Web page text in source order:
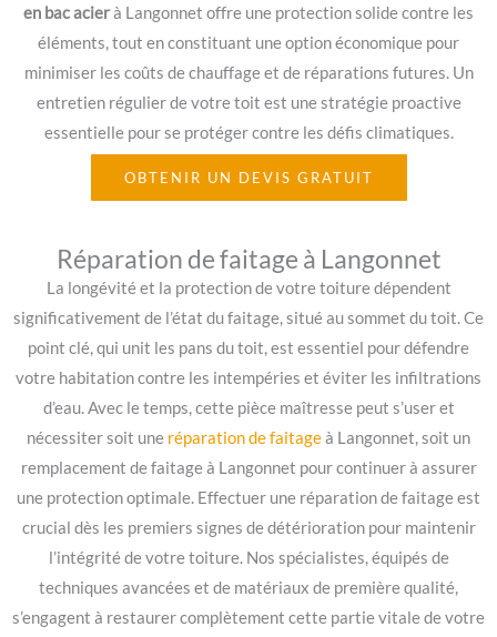
en bac acierà Langonnet offre une protection solide contre les
éléments, tout en constituant une option économique pour
minimiser les coûts de chauffage et de réparations futures. Un
entretien régulier de votre toit est une stratégie proactive
essentielle pour se protéger contre les défis climatiques.
OBTENIR UN DEVIS GRATUIT
Réparation de faitage à Langonnet
La longévité et la protection de votre toiture dépendent
significativement de l’état du faitage, situé au sommet du toit. Ce
point clé, qui unit les pans du toit, est essentiel pour défendre
votre habitation contre les intempéries et éviter les infiltrations
d’eau. Avec le temps, cette pièce maîtresse peut s’user et
nécessiter soit une réparation de faitageà Langonnet, soit un
remplacement de faitage à Langonnet pour continuer à assurer
une protection optimale. Effectuer une réparation de faitage est
crucial dès les premiers signes de détérioration pour maintenir
l’intégrité de votre toiture. Nos spécialistes, équipés de
techniques avancées et de matériaux de première qualité,
s’engagent à restaurer complètement cette partie vitale de votre